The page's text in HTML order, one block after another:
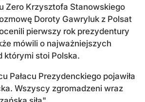
Zero Krzysztofa Stanowskiego
Doroty Gawryluk z Polsat
pierwszy rok prezydentury
mówili o najważniejszych
którymi stoi Polska.
Pałacu Prezydenckiego pojawiła
Wszyscy zgromadzeni wraz